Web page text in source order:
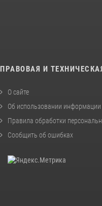
ПРАВОВАЯ И
О сайте
Об использовании информации
Правила обработки
Сообщить об ошибках